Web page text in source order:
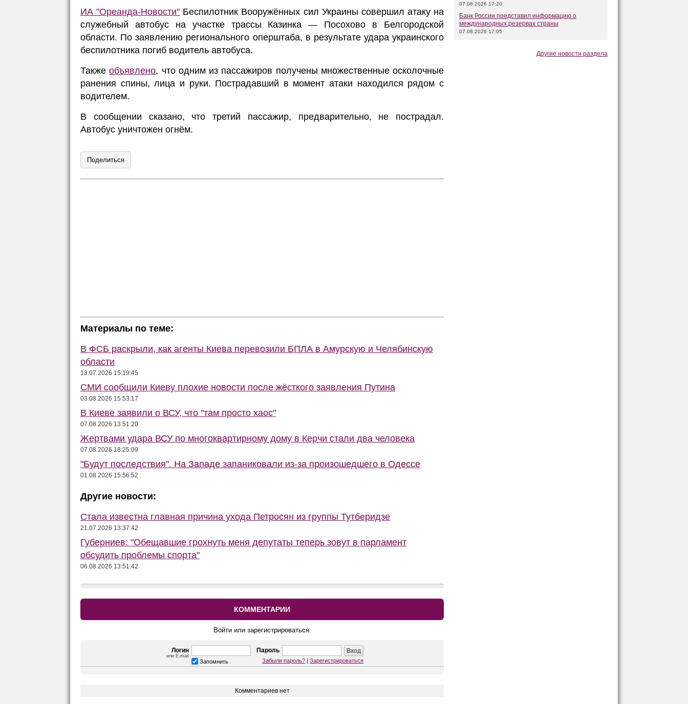
ИА "Ореанда-Новости" Беспилотник Вооружённых сил Украины совершил атаку на
служебный автобус на участке трассы Казинка — Посохово в Белгородской
области. По заявлению регионального оперштаба, в результате удара украинского
беспилотника погиб водитель автобуса.
Такжеобъявлено, что одним из пассажиров получены множественные осколочные
ранения спины, лица и руки. Пострадавший в момент атаки находился рядом с
водителем.
В сообщении сказано, что третий пассажир, предварительно, не пострадал.
Автобус уничтожен огнём.
Поделиться
Материалы по теме:
В ФСБ раскрыли, как агенты Киева перевозили БПЛА в Амурскую и Челябинскую
области
13.07.2026 15:19:45
СМИ сообщили Киеву плохие новости после жёсткого заявления Путина
03.08.2026 15:53:17
В Киеве заявили о ВСУ, что "там просто хаос"
07.08.2026 13:51:20
Жертвами удара ВСУ по многоквартирному дому в Керчи стали два человека
07.08.2026 18:25:09
"Будут последствия". На Западе запаниковали из-за произошедшего в Одессе
01.08.2026 15:56:52
Другие новости:
Стала известна главная причина ухода Петросян из группы Тутберидзе
21.07.2026 13:37:42
Губерниев: "Обещавшие грохнуть меня депутаты теперь зовут в парламент
обсудить проблемы спорта"
06.08.2026 13:51:42
КОММЕНТАРИИ
Войти или зарегистрироваться.
Логин
или E-mail
Пароль
Запомнить Забыли пароль? | Зарегистрироваться
Комментариев нет
07.08.2026 17:20
Банк России представил информацию о
международных резервах страны
07.08.2026 17:05
Другие новости раздела